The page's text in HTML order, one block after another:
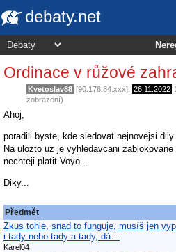
debaty.net
Ordinace v růžové
Kvetoslav88 [90.176.84.xxx], 26.11.2022
zobrazení)
Ahoj,
poradili byste, kde sledovat nejnovejsi
Na ulozto uz je vyhledavcani
nechteji platit Voyo...
Diky...
Předmět
Zkus tohle, snad to funguje, musíš jen
i tady nebo tady a tady, dá…
Karel04